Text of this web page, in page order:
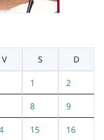
V S D
1 2
8 9
15 16